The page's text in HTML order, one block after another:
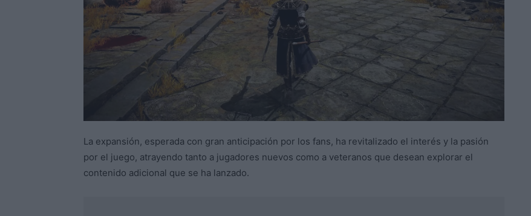
La expansión, esperada con gran anticipación por los fans, ha revitalizado el interés y la pasión
por el juego, atrayendo tanto a jugadores nuevos como a veteranos que desean explorar el
contenido adicional que se ha lanzado.